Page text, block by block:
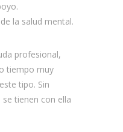
la salud mental.
profesional,
tiempo muy
tipo. Sin
tienen con ella